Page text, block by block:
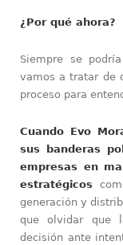
¿Por qué ahora?
Siempre se
vamos a tratar de
proceso para
Cuando Evo
sus banderas
empresas en
estratégicos
generación y
que olvidar que
decisión ante